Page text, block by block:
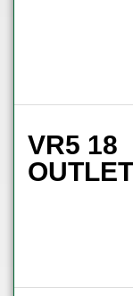
VR5 18
OUTLET